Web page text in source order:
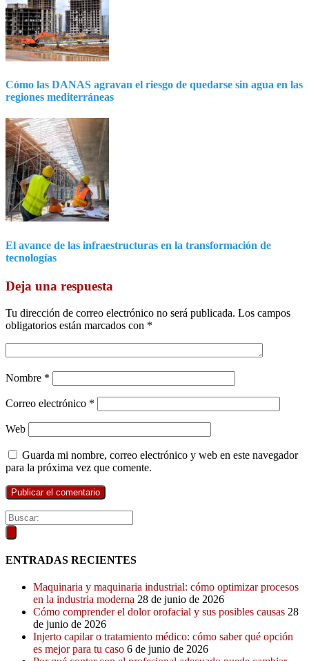
Cómo las DANAS agravan el riesgo de quedarse sin agua en las
regiones mediterráneas
El avance de las infraestructuras en la transformación de
tecnologías
Deja una respuesta
Tu dirección de correo electrónico no será publicada. Los campos
obligatorios están marcados con *
Nombre *
Correo electrónico *
Web
Guarda mi nombre, correo electrónico y web en este navegador
para la próxima vez que comente.
ENTRADAS RECIENTES
Maquinaria y maquinaria industrial: cómo optimizar procesos
en la industria moderna 28 de junio de 2026
Cómo comprender el dolor orofacial y sus posibles causas 28
de junio de 2026
Injerto capilar o tratamiento médico: cómo saber qué opción
es mejor para tu caso 6 de junio de 2026